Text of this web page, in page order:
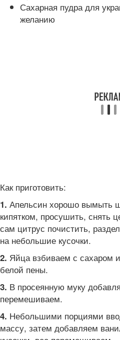
Сахарная пудра для
желанию
Как приготовить:
1. Апельсин хорошо вымыть
кипятком, просушить, снять
сам цитрус почистить,
на небольшие кусочки.
2. Яйца взбиваем с сахаром
белой пены.
3. В просеянную муку
перемешиваем.
4. Небольшими порциями
массу, затем добавляем